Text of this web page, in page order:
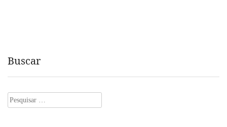
Buscar
Pesquisar
por: